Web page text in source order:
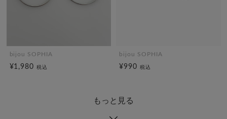
bijou SOPHIA
¥1,980税込
bijou SOPHIA
¥990 税込
もっと見る